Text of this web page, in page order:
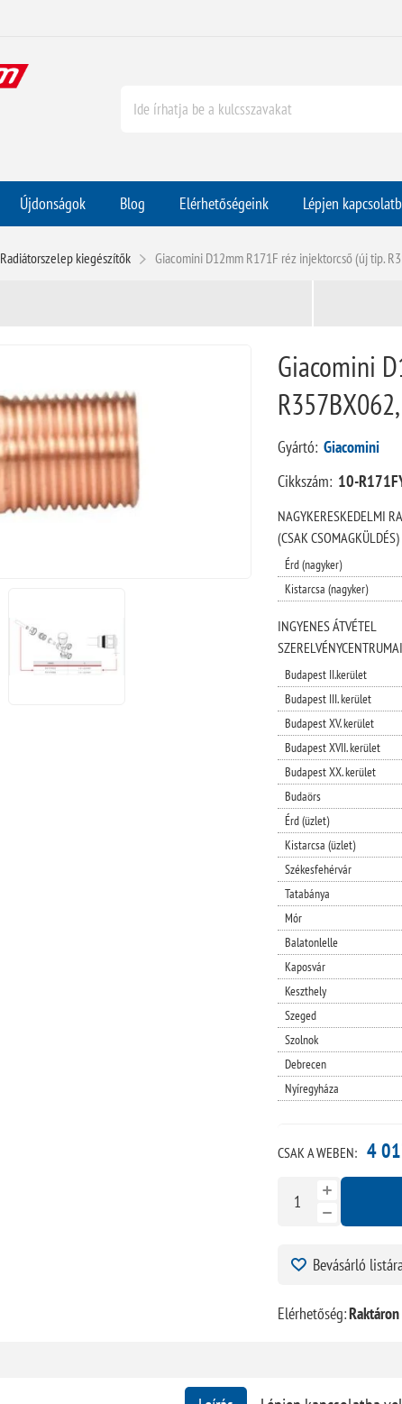
Újdonságok Blog Elérhetőségeink Lépjen
Radiátorszelep kiegészítők Giacomini D12mm R171F réz injektorcső (új tip.
Giacomini
Gyártó: Giacomini
Cikkszám: 10-
NAGYKERESKEDELMI
(CSAK CSOMAGKÜLDÉS)
Érd (nagyker)
Kistarcsa (nagyker)
INGYENES ÁTVÉTEL
Budapest II.kerület
Budapest III. kerület
Budapest XV. kerület
Budapest XVII. kerület
Budapest XX. kerület
Budaörs
Érd (üzlet)
Kistarcsa (üzlet)
Székesfehérvár
Tatabánya
Mór
Balatonlelle
Kaposvár
Keszthely
Szeged
Szolnok
Debrecen
Nyíregyháza
CSAK A WEBEN: 4
Bevásárló
Elérhetőség:Raktáron